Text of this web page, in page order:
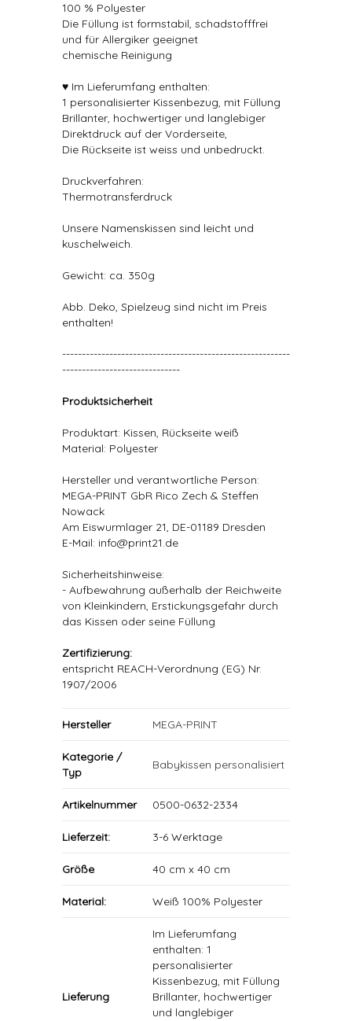
100 % Polyester
Die Füllung ist formstabil, schadstofffrei
und für Allergiker geeignet
chemische Reinigung
♥ Im Lieferumfang enthalten:
1 personalisierter Kissenbezug, mit Füllung
Brillanter, hochwertiger und langlebiger
Direktdruck auf der Vorderseite,
Die Rückseite ist weiss und unbedruckt.
Druckverfahren:
Thermotransferdruck
Unsere Namenskissen sind leicht und
kuschelweich.
Gewicht: ca. 350g
Abb. Deko, Spielzeug sind nicht im Preis
enthalten!
----------------------------------------------------------
------------------------------
Produktsicherheit
Produktart: Kissen, Rückseite weiß
Material: Polyester
Hersteller und verantwortliche Person:
MEGA-PRINT GbR Rico Zech & Steffen
Nowack
Am Eiswurmlager 21, DE-01189 Dresden
E-Mail: info@print21.de
Sicherheitshinweise:
- Aufbewahrung außerhalb der Reichweite
von Kleinkindern, Erstickungsgefahr durch
das Kissen oder seine Füllung
Zertifizierung:
entspricht REACH-Verordnung (EG) Nr.
1907/2006
Hersteller MEGA-PRINT
Kategorie /
Typ
Babykissen personalisiert
Artikelnummer 0500-0632-2334
Lieferzeit: 3-6 Werktage
Größe 40 cm x 40 cm
Material: Weiß 100% Polyester
Lieferung
Im Lieferumfang
enthalten: 1
personalisierter
Kissenbezug, mit Füllung
Brillanter, hochwertiger
und langlebiger